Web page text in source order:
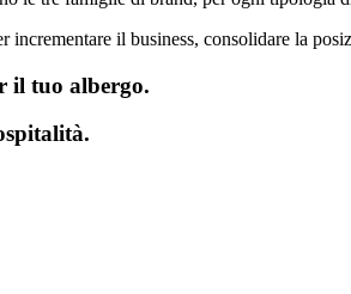
il business, consolidare la
il tuo albergo.